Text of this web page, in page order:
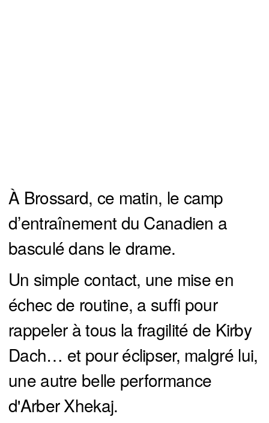
À Brossard, ce matin, le camp
d’entraînement du Canadien a
basculé dans le drame.
Un simple contact, une mise en
échec de routine, a suffi pour
rappeler à tous la fragilité de Kirby
Dach… et pour éclipser, malgré lui,
une autre belle performance
d'Arber Xhekaj.